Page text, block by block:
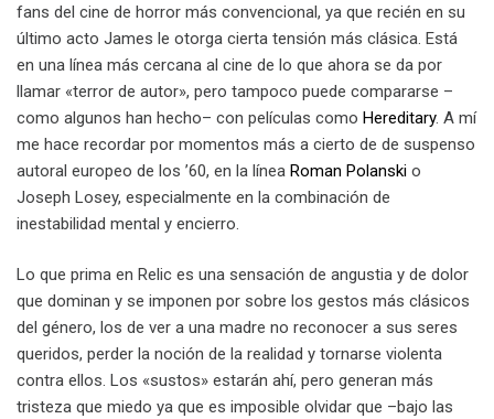
fans del cine de horror más convencional, ya que recién en su
último acto James le otorga cierta tensión más clásica. Está
en una línea más cercana al cine de lo que ahora se da por
llamar «terror de autor», pero tampoco puede compararse –
como algunos han hecho– con películas como Hereditary. A mí
me hace recordar por momentos más a cierto de de suspenso
autoral europeo de los ’60, en la línea Roman Polanski o
Joseph Losey, especialmente en la combinación de
inestabilidad mental y encierro.
Lo que prima en Relic es una sensación de angustia y de dolor
que dominan y se imponen por sobre los gestos más clásicos
del género, los de ver a una madre no reconocer a sus seres
queridos, perder la noción de la realidad y tornarse violenta
contra ellos. Los «sustos» estarán ahí, pero generan más
tristeza que miedo ya que es imposible olvidar que –bajo las